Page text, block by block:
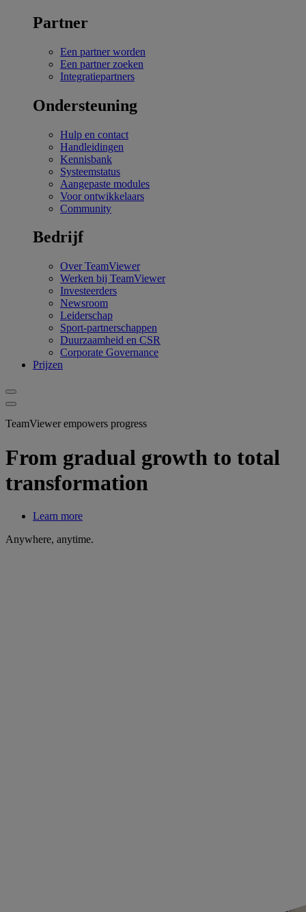
Partner
Een partner worden
Een partner zoeken
Integratiepartners
Ondersteuning
Hulp en contact
Handleidingen
Kennisbank
Systeemstatus
Aangepaste modules
Voor ontwikkelaars
Community
Bedrijf
Over TeamViewer
Werken bij TeamViewer
Investeerders
Newsroom
Leiderschap
Sport-partnerschappen
Duurzaamheid en CSR
Corporate Governance
Prijzen
TeamViewer empowers progress
From gradual growth to total
transformation
Learn more
Anywhere, anytime.